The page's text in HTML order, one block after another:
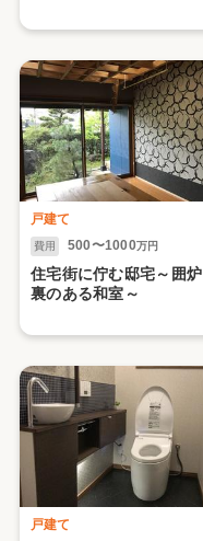
戸建て
費用 500〜1000万円
住宅街に佇む邸宅～囲炉
裏のある和室～
戸建て